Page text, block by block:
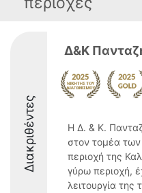
Διακριθέντες
Δ&Κ
Η Δ. & Κ.
στον τομέα
περιοχή της
γύρω περιοχή,
λειτουργία της